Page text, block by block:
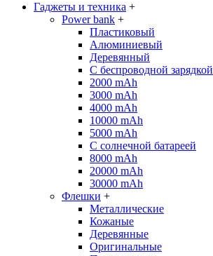
Гаджеты и техника +
Power bank +
Пластиковый
Алюминиевый
Деревянный
С беспроводной зарядкой
2000 mAh
3000 mAh
4000 mAh
10000 mAh
5000 mAh
С солнечной батареей
8000 mAh
20000 mAh
30000 mAh
Флешки +
Металлические
Кожаные
Деревянные
Оригинальные